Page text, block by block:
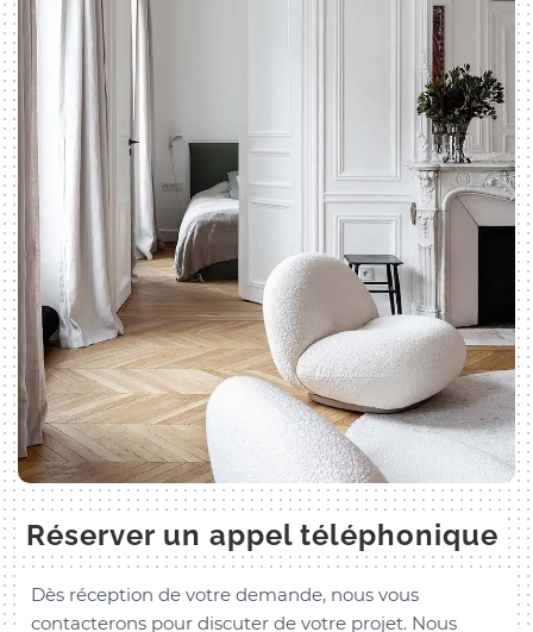
Réserver un appel téléphonique
Dès réception de votre demande, nous vous
contacterons pour discuter de votre projet. Nous